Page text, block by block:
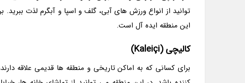
توانید از انواع ورزش های آبی، گلف و اسپا و آبگرم لذت
این منطقه ایده آل است.
کالیچی (Kaleiçi)
برای کسانی که به اماکن تاریخی و منطقه ها قدیمی علاقه